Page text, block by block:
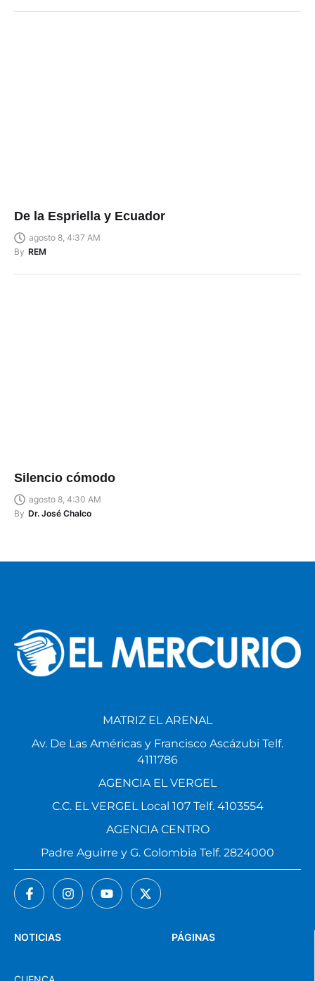
De la Espriella y Ecuador
agosto 8, 4:37 AM
By REM
Silencio cómodo
agosto 8, 4:30 AM
By Dr. José Chalco
PÁGINAS
NOTICIAS
MATRIZ EL ARENAL
Av. De Las Américas y Francisco Ascázubi Telf.
4111786
AGENCIA EL VERGEL
C.C. EL VERGEL Local 107 Telf. 4103554
AGENCIA CENTRO
Padre Aguirre y G. Colombia Telf. 2824000